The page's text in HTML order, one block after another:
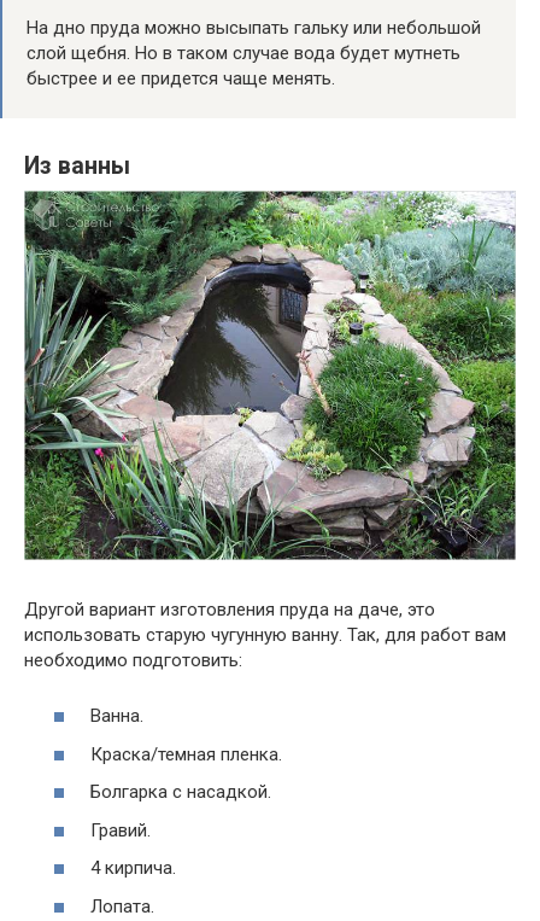
На дно пруда можно высыпать гальку или небольшой
слой щебня. Но в таком случае вода будет мутнеть
быстрее и ее придется чаще менять.
Из ванны
Другой вариант изготовления пруда на даче, это
использовать старую чугунную ванну. Так, для работ вам
необходимо подготовить:
Ванна.
Краска/темная пленка.
Болгарка с насадкой.
Гравий.
4 кирпича.
Лопата.